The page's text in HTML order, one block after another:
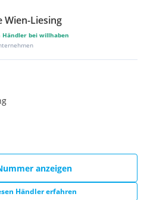
Wien-Liesing
Händler bei willhaben
anzeigen
Händler erfahren